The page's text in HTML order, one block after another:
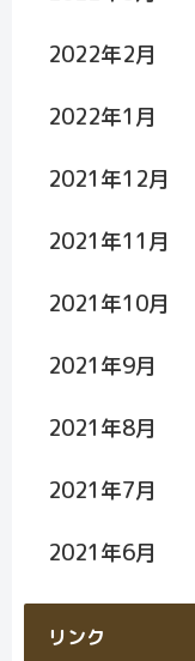
2022年2月
2022年1月
2021年12月
2021年11月
2021年10月
2021年9月
2021年8月
2021年7月
2021年6月
リンク